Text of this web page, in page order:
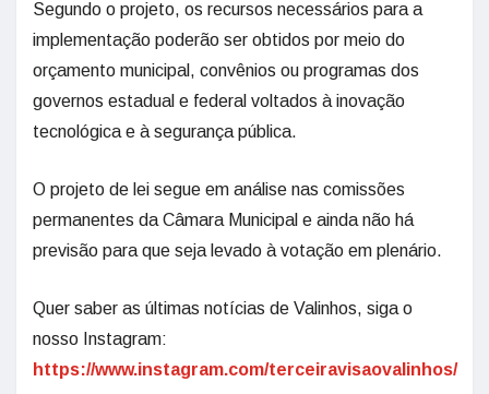
Segundo o projeto, os recursos necessários para a
implementação poderão ser obtidos por meio do
orçamento municipal, convênios ou programas dos
governos estadual e federal voltados à inovação
tecnológica e à segurança pública.
O projeto de lei segue em análise nas comissões
permanentes da Câmara Municipal e ainda não há
previsão para que seja levado à votação em plenário.
Quer saber as últimas notícias de Valinhos, siga o
nosso Instagram:
https://www.instagram.com/terceiravisaovalinhos/